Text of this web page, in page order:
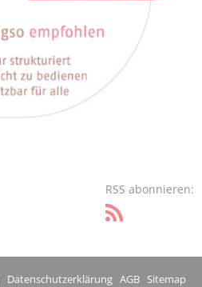
RSS abonnieren:
Datenschutzerklärung AGB Sitemap